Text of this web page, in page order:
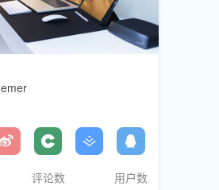
emer
评论数 用户数